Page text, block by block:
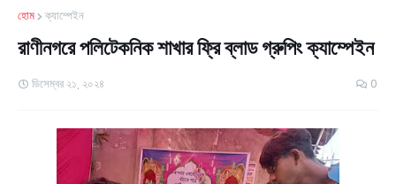
হোম ক্যাম্পেইন
রাণীনগরে পলিটেকনিক শাখার ফ্রি ব্লাড গ্রুপিং ক্যাম্পেইন
ডিসেম্বর ২১, ২০২৪ 0